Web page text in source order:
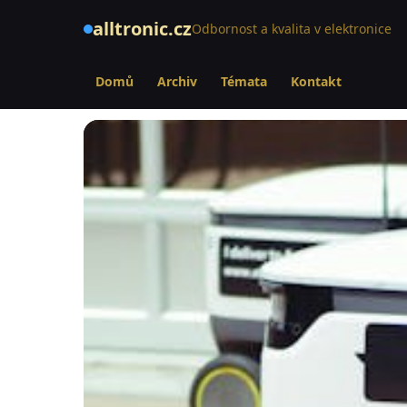
alltronic.czOdbornost a kvalita v elektronice
Domů Archiv Témata Kontakt